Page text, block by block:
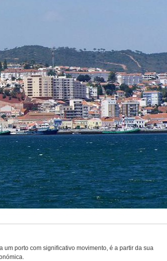
porto com significativo movimento, é a partir da sua